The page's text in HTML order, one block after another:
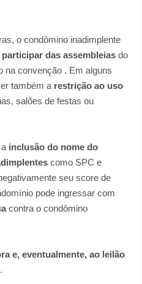
o condômino inadimplente
das assembleias do
na convenção . Em alguns
também a restrição ao uso
salões de festas ou
inclusão do nome do
como SPC e
seu score de
pode ingressar com
contra o condômino
e, eventualmente, ao leilão
.